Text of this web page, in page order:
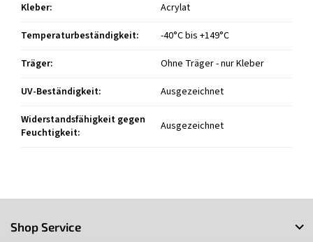
Kleber:
Acrylat
Temperaturbeständigkeit:
-40°C bis +149°C
Träger:
Ohne Träger - nur Kleber
UV-Beständigkeit:
Ausgezeichnet
Widerstandsfähigkeit gegen
Feuchtigkeit: Ausgezeichnet
Shop Service